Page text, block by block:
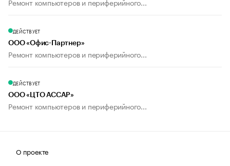
Ремонт компьютеров и периферийного...
ДЕЙСТВУЕТ
ООО «Офис-Партнер»
Ремонт компьютеров и периферийного...
ДЕЙСТВУЕТ
ООО «ЦТО АССАР»
Ремонт компьютеров и периферийного...
О проекте